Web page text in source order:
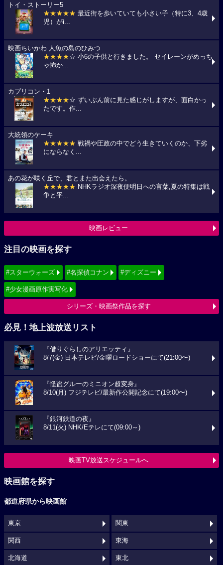
トイ・ストーリー5
★★★★★ 最近街を歩いていても小さい子（特に3、4歳
児）がi...
映画ちいかわ 人魚の島のひみつ
★★★★☆ 小6の子供と行きました。 セイレーンがめっち
ゃ怖か...
カプリコン・1
★★★★☆ ずいぶん前に見た感じがしますが、面白かっ
たです。作...
大統領のケーキ
★★★★★ 戦禍や圧政の中でどう生きていくのか、下劣
にならなく...
あの花が咲く丘で、君とまた出会えたら。
★★★★★ NHKラジオ深夜便明日への言葉,夏の特集は戦
争と平...
映画レビュー
注目の映画を探す
#スターウォーズ #名探偵コナン #ディズニー
#少女漫画原作実写化
シリーズ・映画祭作品を探す
必見！地上波放送リスト
『借りぐらしのアリエッティ』
8/7(金) 日本テレビ/金曜ロードショーにて(21:00〜)
『怪盗グルーのミニオン超変身』
8/10(月) フジテレビ/最新作公開記念にて(19:00〜)
『銀河鉄道の夜』
8/11(火) NHK/Eテレにて(09:00～)
映画TV放送スケジュールへ
映画館を探す
都道府県から映画館
東京 関東
関西 東海
北海道 東北